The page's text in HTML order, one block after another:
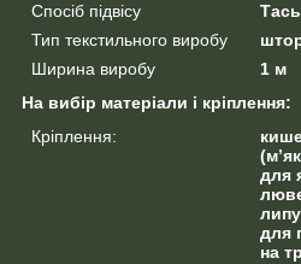
Спосіб підвісу
Тип текстильного виробу
Ширина виробу
1 м
На вибір матеріали і кріплення:
Кріплення:
для
для
на